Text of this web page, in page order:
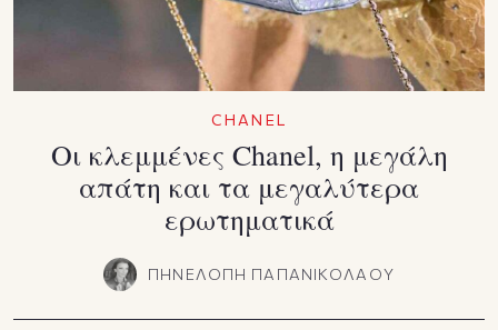
CHANEL
Οι κλεμμένες Chanel, η μεγάλη
απάτη και τα μεγαλύτερα
ερωτηματικά
ΠΗΝΕΛΟΠΗ ΠΑΠΑΝΙΚΟΛΑΟΥ